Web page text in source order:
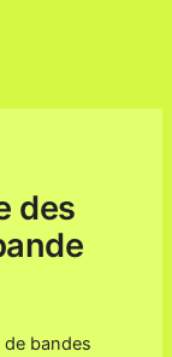
des
bandes